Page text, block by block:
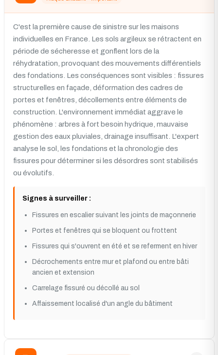
C'est la première cause de sinistre sur les maisons
individuelles en France. Les sols argileux se rétractent en
période de sécheresse et gonflent lors de la
réhydratation, provoquant des mouvements différentiels
des fondations. Les conséquences sont visibles : fissures
structurelles en façade, déformation des cadres de
portes et fenêtres, décollements entre éléments de
construction. L'environnement immédiat aggrave le
phénomène : arbres à fort besoin hydrique, mauvaise
gestion des eaux pluviales, drainage insuffisant. L'expert
analyse le sol, les fondations et la chronologie des
fissures pour déterminer si les désordres sont stabilisés
ou évolutifs.
Signes à surveiller :
Fissures en escalier suivant les joints de maçonnerie
Portes et fenêtres qui se bloquent ou frottent
Fissures qui s'ouvrent en été et se referment en hiver
Décrochements entre mur et plafond ou entre bâti
ancien et extension
Carrelage fissuré ou décollé au sol
Affaissement localisé d'un angle du bâtiment